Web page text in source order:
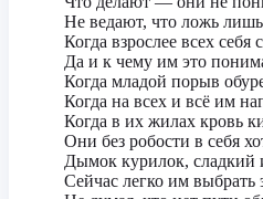
Не ведают, что ложь лишь
Когда взрослее всех себя
Да и к чему им это
Когда младой порыв
Когда на всех и всё им
Когда в их жилах кровь
Они без робости в себя
Дымок курилок, сладкий
Сейчас легко им выбрать